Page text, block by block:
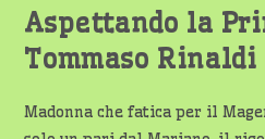
Aspettando la
Tommaso Rinaldi
Madonna che fatica per il